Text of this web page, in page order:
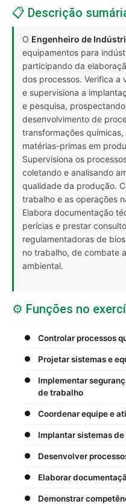
📋 Descrição
O Engenheiro de
equipamentos para
participando da
dos processos. Verifica a
e supervisiona a
e pesquisa,
desenvolvimento de
transformações
matérias-primas em
Supervisiona os
coletando e analisando
qualidade da produção.
trabalho e as operações
Elabora documentação
perícias e prestar
regulamentadoras de
no trabalho, de combate
ambiental.
⚙️ Funções no
Controlar processos
Projetar sistemas e
Implementar
de trabalho
Coordenar equipe e
Implantar sistemas
Desenvolver
Elaborar
Demonstrar